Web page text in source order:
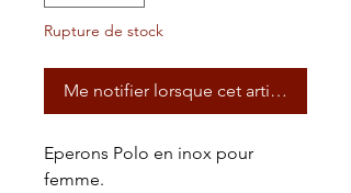
Rupture de stock
Me notifier lorsque cet article est
Eperons Polo en inox pour
femme.